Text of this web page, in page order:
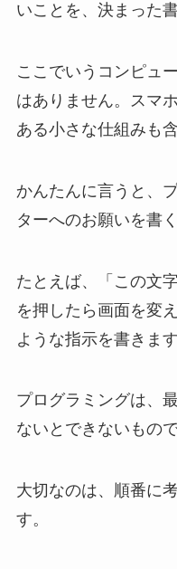
いことを、決まった
ここでいうコンピュ
はありません。スマ
ある小さな仕組みも含
かんたんに言うと、
ターへのお願いを書
たとえば、「この文
を押したら画面を変
ような指示を書きます
プログラミングは、
ないとできないもの
大切なのは、順番に
す。